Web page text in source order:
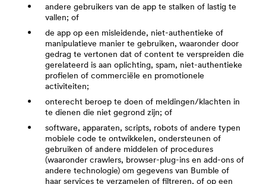
andere gebruikers van de app te stalken of lastig te
vallen; of
de app op een misleidende, niet-authentieke of
manipulatieve manier te gebruiken, waaronder door
gedrag te vertonen dat of content te verspreiden die
gerelateerd is aan oplichting, spam, niet-authentieke
profielen of commerciële en promotionele
activiteiten;
onterecht beroep te doen of meldingen/klachten in
te dienen die niet gegrond zijn; of
software, apparaten, scripts, robots of andere typen
mobiele code te ontwikkelen, ondersteunen of
gebruiken of andere middelen of procedures
(waaronder crawlers, browser-plug-ins en add-ons of
andere technologie) om gegevens van Bumble of
haar services te verzamelen of filtreren, of op een